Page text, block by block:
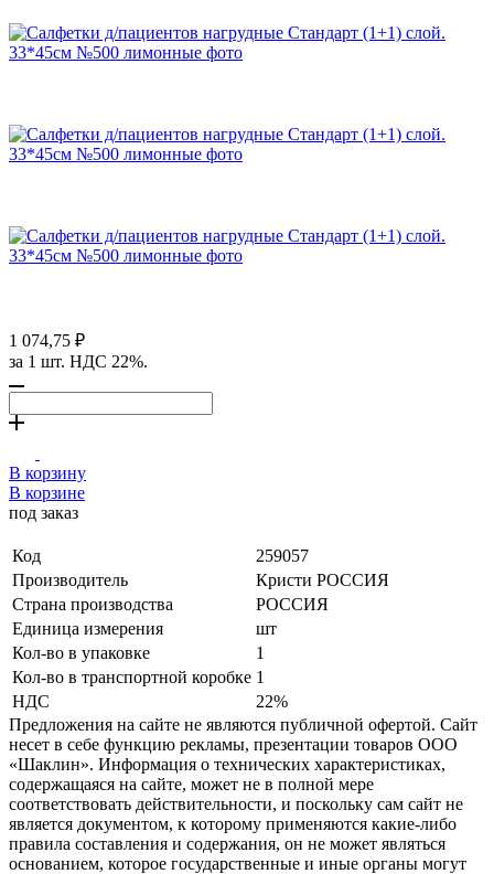
1 074,75 ₽
за 1 шт. НДС 22%.
В корзину
В корзине
под заказ
Код
259057
Производитель
Кристи РОССИЯ
Страна производства
РОССИЯ
Единица измерения
шт
Кол-во в упаковке
1
Кол-во в транспортной коробке 1
НДС
22%
Предложения на сайте не являются публичной офертой. Сайт
несет в себе функцию рекламы, презентации товаров ООО
«Шаклин». Информация о технических характеристиках,
содержащаяся на сайте, может не в полной мере
соответствовать действительности, и поскольку сам сайт не
является документом, к которому применяются какие-либо
правила составления и содержания, он не может являться
основанием, которое государственные и иные органы могут